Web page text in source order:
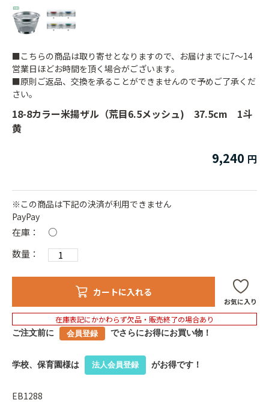
18-8カラー米揚ザル（荒目6.5メッシュ) 37.5cm 1斗
黄
9,240
※この商品は下記の決済が利用できません
PayPay
在庫：
○
数量：
カートに入れる
お気に入り
在庫表記にかかわらず欠品・販売終了の場合あり
ご注文前に 会員登録 でさらにお得にお買い物！
学校、保育園様は 法人会員登録 がお得です！
■こちらの商品は取り寄せとなりますので、お届けまでに7～14
営業日ほどお時間を頂く場合がございます。
■原則ご返品、交換を承ることができませんので予めご了承くだ
さい。
EB1288